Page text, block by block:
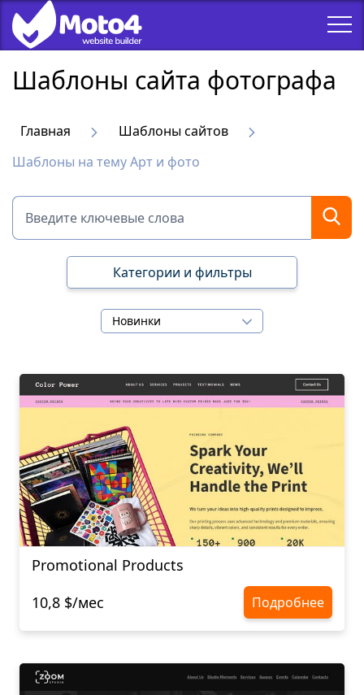
Шаблоны сайта фотографа
Главная
Шаблоны сайтов
Шаблоны на тему Арт и фото
Категории и фильтры
Новинки
Promotional Products
10,8 $/мес
Подробнее